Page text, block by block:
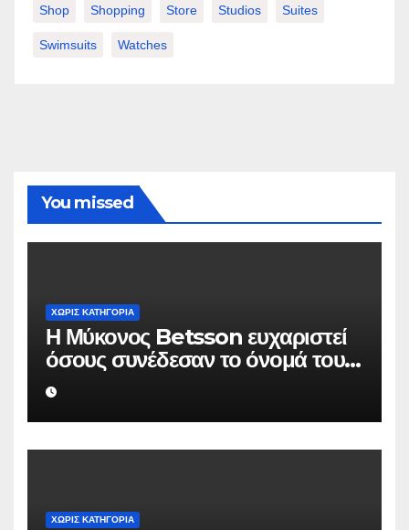
Shop Shopping Store Studios Suites
Swimsuits Watches
You missed
ΧΩΡΊΣ ΚΑΤΗΓΟΡΊΑ
Η Μύκονος Betsson ευχαριστεί
όσους συνέδεσαν το όνομά τους
με την ιστορική χρονιά
ΧΩΡΊΣ ΚΑΤΗΓΟΡΊΑ